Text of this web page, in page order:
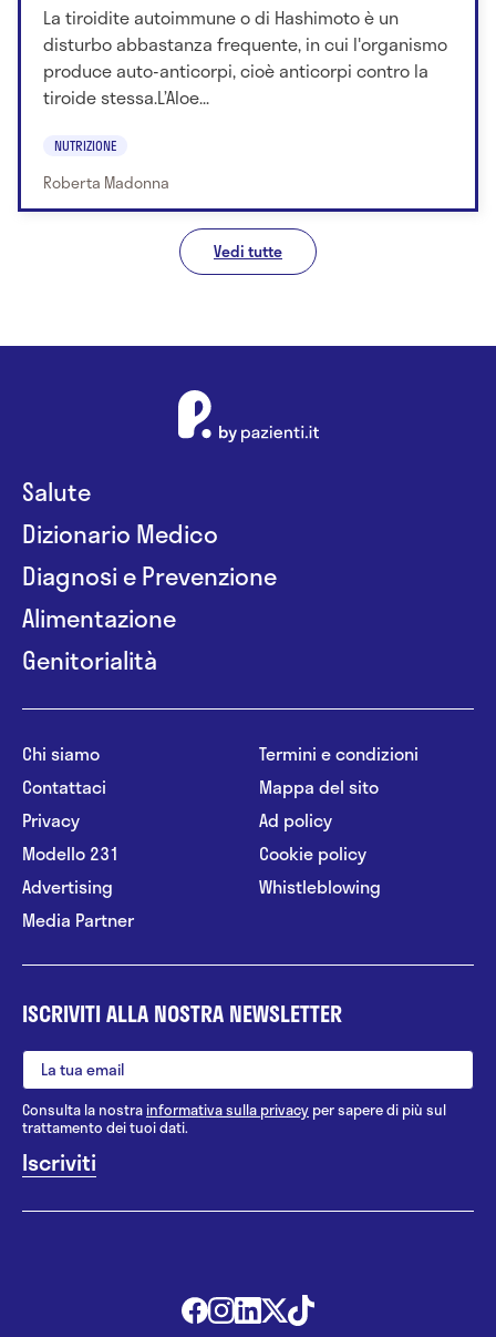
La tiroidite autoimmune o di Hashimoto è un
disturbo abbastanza frequente, in cui l'organismo
produce auto-anticorpi, cioè anticorpi contro la
tiroide stessa.L’Aloe...
NUTRIZIONE
Roberta Madonna
Vedi tutte
Salute
Dizionario Medico
Diagnosi e Prevenzione
Alimentazione
Genitorialità
Chi siamo
Contattaci
Privacy
Modello 231
Advertising
Media Partner
Termini e condizioni
Mappa del sito
Ad policy
Cookie policy
Whistleblowing
ISCRIVITI ALLA NOSTRA NEWSLETTER
Consulta la nostrainformativa sulla privacy per sapere di più sul
trattamento dei tuoi dati.